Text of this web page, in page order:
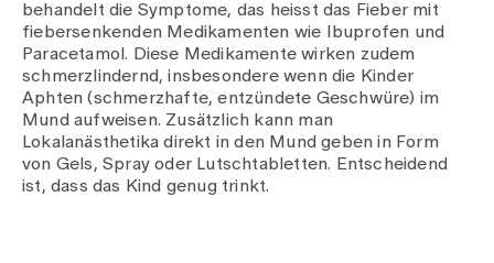
behandelt die Symptome, das heisst das Fieber mit
fiebersenkenden Medikamenten wie Ibuprofen und
Paracetamol. Diese Medikamente wirken zudem
schmerzlindernd, insbesondere wenn die Kinder
Aphten (schmerzhafte, entzündete Geschwüre) im
Mund aufweisen. Zusätzlich kann man
Lokalanästhetika direkt in den Mund geben in Form
von Gels, Spray oder Lutschtabletten. Entscheidend
ist, dass das Kind genug trinkt.